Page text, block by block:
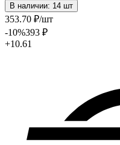
В наличии: 14 шт
353.70 ₽/шт
-10%393 ₽
+10.61